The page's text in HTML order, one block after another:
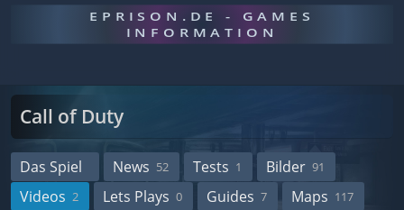
EPRISON.DE - GAMES
INFORMATION
Call of Duty
Das Spiel News 52 Tests 1 Bilder 91
Videos 2 Lets Plays 0 Guides 7 Maps 117